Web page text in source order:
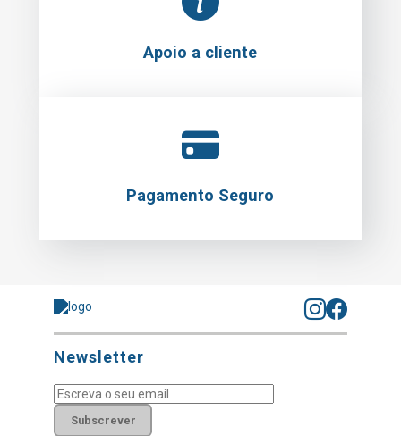
Apoio a cliente
Pagamento Seguro
Newsletter
Subscrever